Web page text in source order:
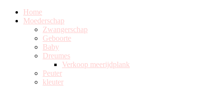
Home
Moederschap
Zwangerschap
Geboorte
Baby
Dreumes
Verkoop meerijdplank
Peuter
kleuter